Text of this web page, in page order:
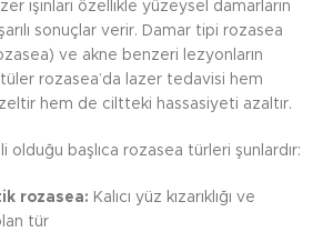
ışınları özellikle yüzeysel damarların
sonuçlar verir. Damar tipi rozasea
ve akne benzeri lezyonların
rozasea’da lazer tedavisi hem
hem de ciltteki hassasiyeti azaltır.
olduğu başlıca rozasea türleri şunlardır:
rozasea: Kalıcı yüz kızarıklığı ve
tür